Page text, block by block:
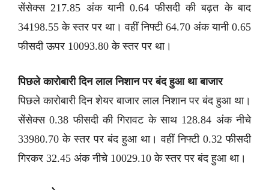
सेंसेक्स 217.85 अंक यानी 0.64 फीसदी की बढ़त के बाद
34198.55 के स्तर पर था। वहीं निफ्टी 64.70 अंक यानी 0.65
फीसदी ऊपर 10093.80 के स्तर पर था।
पिछले कारोबारी दिन लाल निशान पर बंद हुआ था बाजार
पिछले कारोबारी दिन शेयर बाजार लाल निशान पर बंद हुआ था।
सेंसेक्स 0.38 फीसदी की गिरावट के साथ 128.84 अंक नीचे
33980.70 के स्तर पर बंद हुआ था। वहीं निफ्टी 0.32 फीसदी
गिरकर 32.45 अंक नीचे 10029.10 के स्तर पर बंद हुआ था।